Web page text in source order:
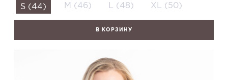
S (44)
M (46) L (48) XL (50)
В КОРЗИНУ